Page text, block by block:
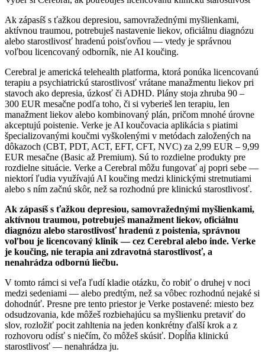
Ak zápasíš s ťažkou depresiou, samovražednými myšlienkami,
aktívnou traumou, potrebuješ nastavenie liekov, oficiálnu diagnózu
alebo starostlivosť hradenú poisťovňou — vtedy je správnou
voľbou licencovaný odborník, nie AI koučing.
Cerebral je americká telehealth platforma, ktorá ponúka licencovanú
terapiu a psychiatrickú starostlivosť vrátane manažmentu liekov pri
stavoch ako depresia, úzkosť či ADHD. Plány stoja zhruba 90 –
300 EUR mesačne podľa toho, či si vyberieš len terapiu, len
manažment liekov alebo kombinovaný plán, pričom mnohé úrovne
akceptujú poistenie. Verke je AI koučovacia aplikácia s piatimi
špecializovanými koučmi vyškolenými v metódach založených na
dôkazoch (CBT, PDT, ACT, EFT, CFT, NVC) za 2,99 EUR – 9,99
EUR mesačne (Basic až Premium). Sú to rozdielne produkty pre
rozdielne situácie. Verke a Cerebral môžu fungovať aj popri sebe —
niektorí ľudia využívajú AI koučing medzi klinickými stretnutiami
alebo s ním začnú skôr, než sa rozhodnú pre klinickú starostlivosť.
Ak zápasíš s ťažkou depresiou, samovražednými myšlienkami,
aktívnou traumou, potrebuješ manažment liekov, oficiálnu
diagnózu alebo starostlivosť hradenú z poistenia, správnou
voľbou je licencovaný klinik — cez Cerebral alebo inde. Verke
je koučing, nie terapia ani zdravotná starostlivosť, a
nenahrádza odbornú liečbu.
V tomto rámci si veľa ľudí kladie otázku, čo robiť o druhej v noci
medzi sedeniami — alebo predtým, než sa vôbec rozhodnú nejaké si
dohodnúť. Presne pre tento priestor je Verke postavené: miesto bez
odsudzovania, kde môžeš rozbiehajúcu sa myšlienku pretaviť do
slov, rozložiť pocit zahltenia na jeden konkrétny ďalší krok a z
rozhovoru odísť s niečím, čo môžeš skúsiť. Dopĺňa klinickú
starostlivosť — nenahrádza ju.